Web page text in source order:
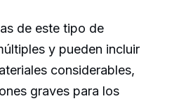
de este tipo de
y pueden incluir
considerables,
graves para los